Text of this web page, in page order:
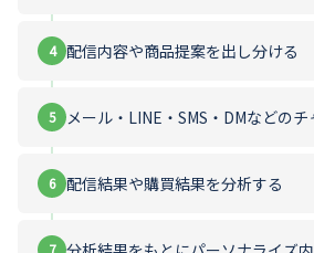
配信内容や商品提案を出し分ける
メール・LINE・SMS・DMなどの
配信結果や購買結果を分析する